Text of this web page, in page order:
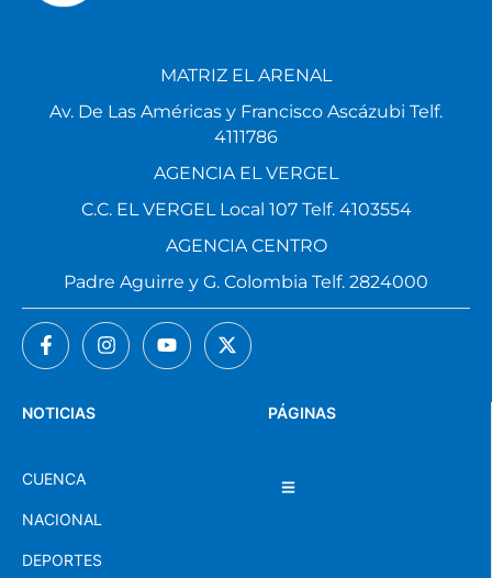
PÁGINAS
NOTICIAS
CUENCA
NACIONAL
DEPORTES
MATRIZ EL ARENAL
Av. De Las Américas y Francisco Ascázubi Telf.
4111786
AGENCIA EL VERGEL
C.C. EL VERGEL Local 107 Telf. 4103554
AGENCIA CENTRO
Padre Aguirre y G. Colombia Telf. 2824000